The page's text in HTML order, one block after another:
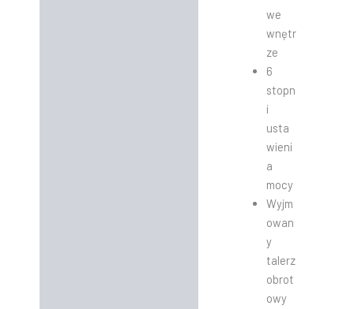
we
wnętr
ze
6
stopn
i
usta
wieni
a
mocy
Wyjm
owan
y
talerz
obrot
owy